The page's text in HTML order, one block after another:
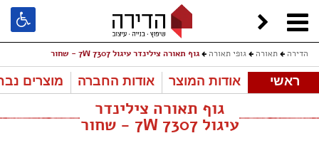
הדירה תאורה גופי תאורה גוף תאורה צילינדר עיגול 7W 7307 - שחור
ראשי אודות המוצר אודות החברה מוצרים
גוף תאורה צילינדר
עיגול 7W 7307 - שחור